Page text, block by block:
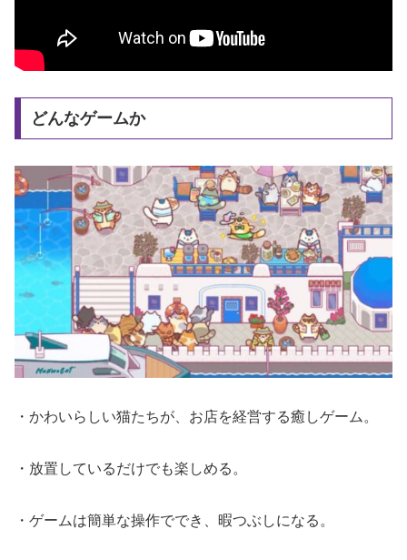
どんなゲームか
・かわいらしい猫たちが、お店を経営する癒しゲーム。
・放置しているだけでも楽しめる。
・ゲームは簡単な操作ででき、暇つぶしになる。